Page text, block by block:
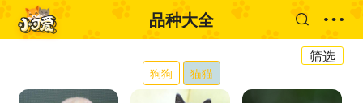
品种大全
筛选
狗狗 猫猫